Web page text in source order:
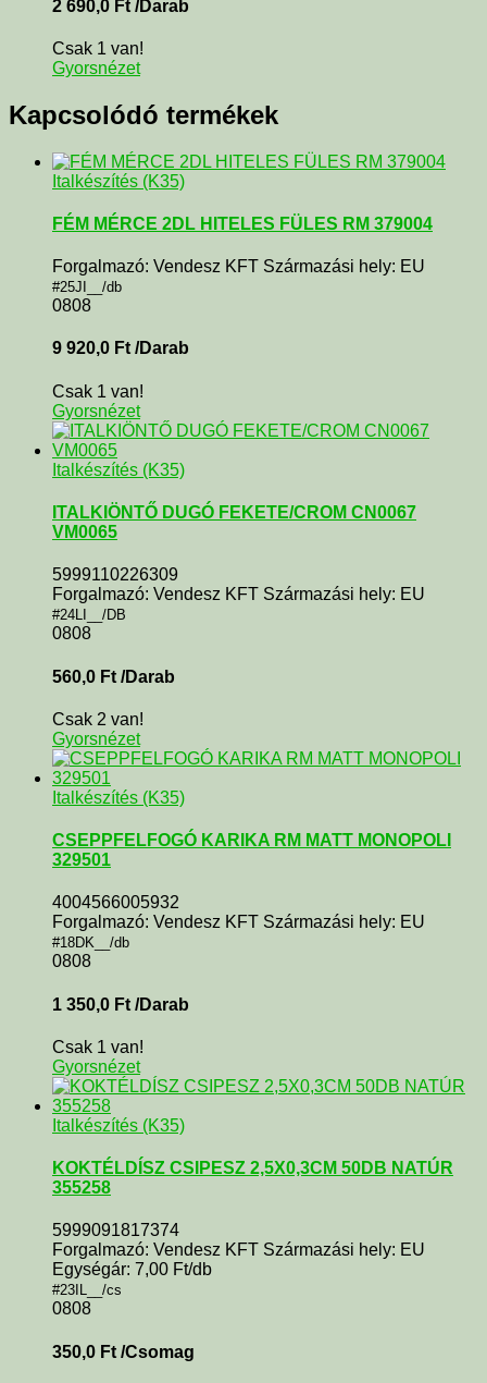
2 690,0 Ft /Darab
Csak 1 van!
Gyorsnézet
Kapcsolódó termékek
Italkészítés (K35)
FÉM MÉRCE 2DL HITELES FÜLES RM 379004
Forgalmazó: Vendesz KFT Származási hely: EU
#25JI__/db
0808
9 920,0 Ft /Darab
Csak 1 van!
Gyorsnézet
Italkészítés (K35)
ITALKIÖNTŐ DUGÓ FEKETE/CROM CN0067
VM0065
5999110226309
Forgalmazó: Vendesz KFT Származási hely: EU
#24LI__/DB
0808
560,0 Ft /Darab
Csak 2 van!
Gyorsnézet
Italkészítés (K35)
CSEPPFELFOGÓ KARIKA RM MATT MONOPOLI
329501
4004566005932
Forgalmazó: Vendesz KFT Származási hely: EU
#18DK__/db
0808
1 350,0 Ft /Darab
Csak 1 van!
Gyorsnézet
Italkészítés (K35)
KOKTÉLDÍSZ CSIPESZ 2,5X0,3CM 50DB NATÚR
355258
5999091817374
Forgalmazó: Vendesz KFT Származási hely: EU
Egységár: 7,00 Ft/db
#23IL__/cs
0808
350,0 Ft /Csomag